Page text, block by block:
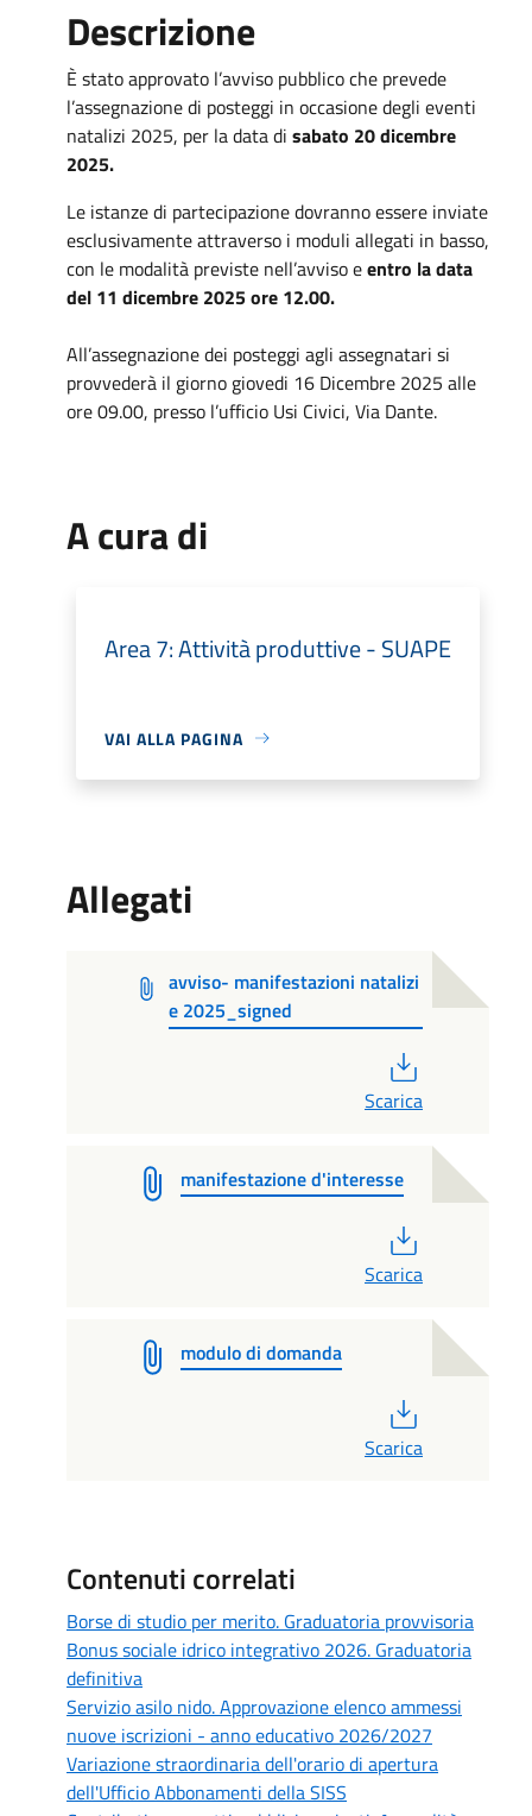
Descrizione
È stato approvato l’avviso pubblico che prevede
l’assegnazione di posteggi in occasione degli eventi
natalizi 2025, per la data di sabato 20 dicembre
2025.
Le istanze di partecipazione dovranno essere inviate
esclusivamente attraverso i moduli allegati in basso,
con le modalità previste nell’avviso eentro la data
del 11 dicembre 2025 ore 12.00.
All’assegnazione dei posteggi agli assegnatari si
provvederà il giorno giovedi 16 Dicembre 2025 alle
ore 09.00, presso l’ufficio Usi Civici, Via Dante.
A cura di
Area 7: Attività produttive - SUAPE
VAI ALLA PAGINA
Allegati
avviso- manifestazioni natalizi
e 2025_signed
Scarica
manifestazione d'interesse
Scarica
modulo di domanda
Scarica
Contenuti correlati
Borse di studio per merito. Graduatoria provvisoria
Bonus sociale idrico integrativo 2026. Graduatoria
definitiva
Servizio asilo nido. Approvazione elenco ammessi
nuove iscrizioni - anno educativo 2026/2027
Variazione straordinaria dell'orario di apertura
dell'Ufficio Abbonamenti della SISS